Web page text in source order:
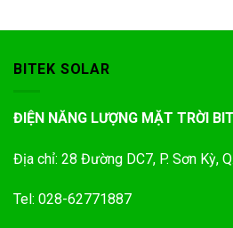
BITEK SOLAR
ĐIỆN NĂNG LƯỢNG MẶT TRỜI
Địa chỉ: 28 Đường DC7, P. Sơn Kỳ,
Tel: 028-62771887